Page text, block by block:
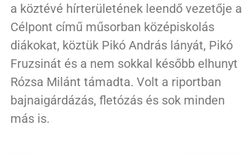
a köztévé hírterületének leendő vezetője a
Célpont című műsorban középiskolás
diákokat, köztük Pikó András lányát, Pikó
Fruzsinát és a nem sokkal később elhunyt
Rózsa Milánt támadta. Volt a riportban
bajnaigárdázás, fletózás és sok minden
más is.